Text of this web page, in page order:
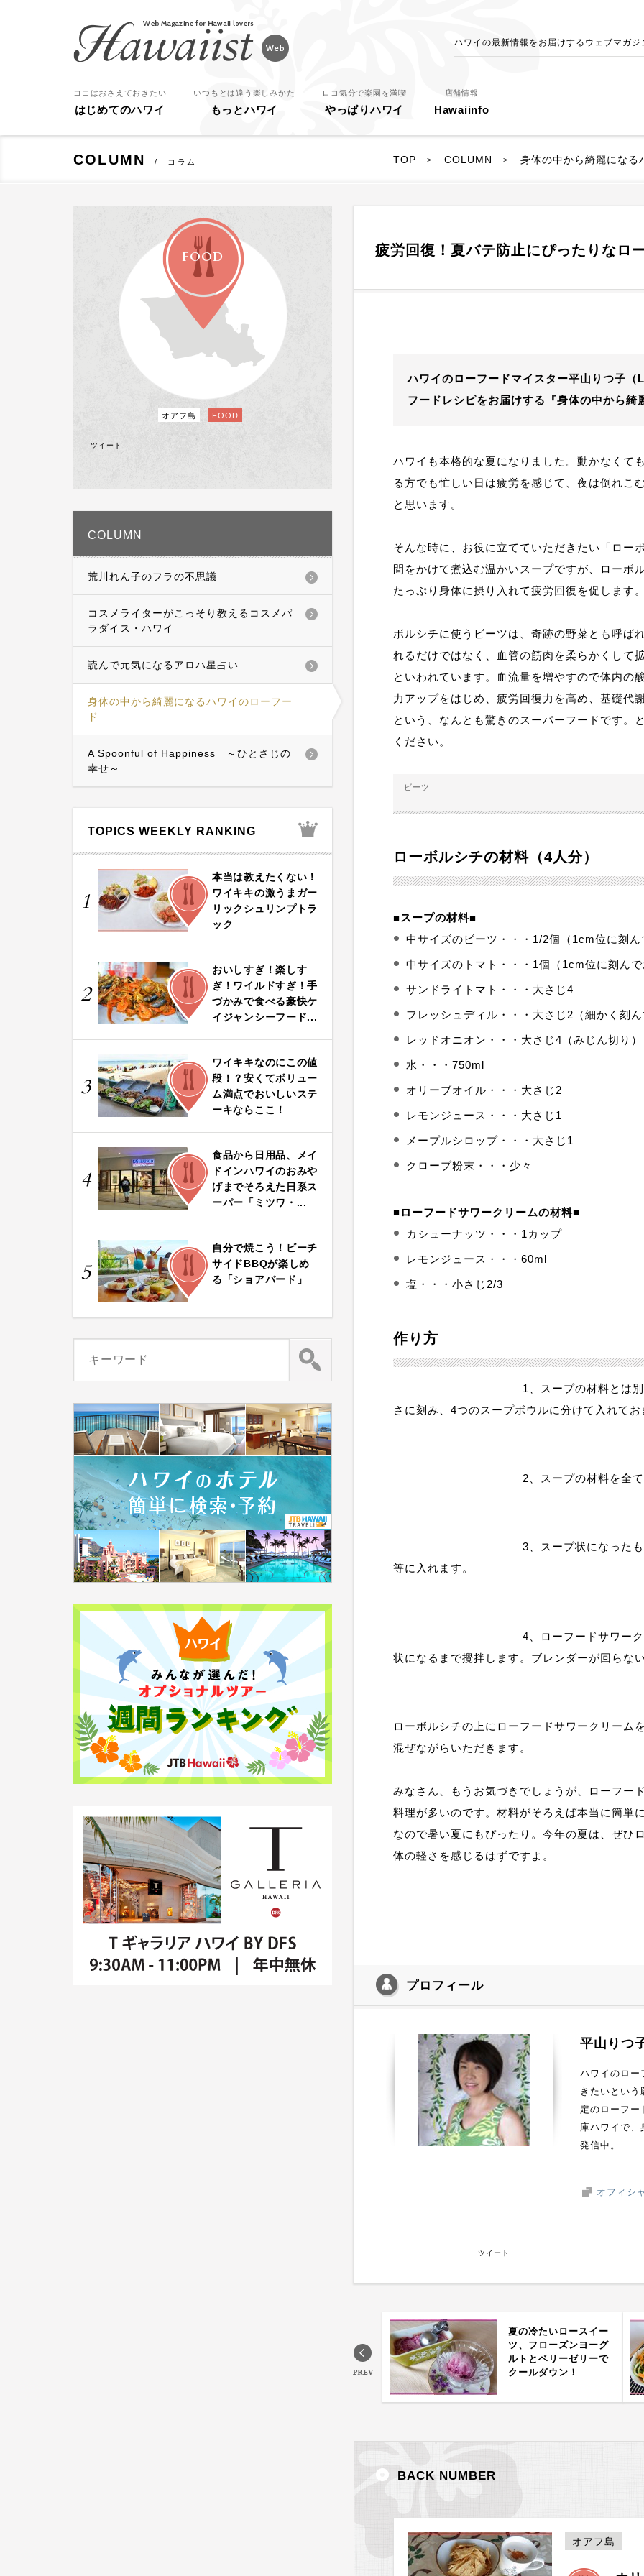
ハワイの最新情報をお届けするウェブマガ
ココはおさえておきたい
はじめてのハワイ
いつもとは違う楽しみかた
もっとハワイ
ロコ気分で楽園を満喫
やっぱりハワイ
店舗情報
Hawaiinfo
COLUMN コラム TOP > COLUMN > 身体の中から綺麗になる
疲労回復！夏バテ防止にぴったりなロ
ハワイのローフードマイスター平山りつ子
フードレシピをお届けする『身体の中から綺
ハワイも本格的な夏になりました。動かなくて
る方でも忙しい日は疲労を感じて、夜は倒れこ
と思います。
そんな時に、お役に立てていただきたい「ロー
間をかけて煮込む温かいスープですが、ローボ
たっぷり身体に摂り入れて疲労回復を促します
ボルシチに使うビーツは、奇跡の野菜とも呼ば
れるだけではなく、血管の筋肉を柔らかくして
といわれています。血流量を増やすので体内の
力アップをはじめ、疲労回復力を高め、基礎代
という、なんとも驚きのスーパーフードです。
ください。
ビーツ
ローボルシチの材料（4人分）
■スープの材料■
中サイズのビーツ・・・1/2個（1cm位に刻ん
中サイズのトマト・・・1個（1cm位に刻ん
サンドライトマト・・・大さじ4
フレッシュディル・・・大さじ2（細かく刻
レッドオニオン・・・大さじ4（みじん切り）
水・・・750ml
オリーブオイル・・・大さじ2
レモンジュース・・・大さじ1
メープルシロップ・・・大さじ1
クローブ粉末・・・少々
■ローフードサワークリームの材料■
カシューナッツ・・・1カップ
レモンジュース・・・60ml
塩・・・小さじ2/3
作り方
1、スープの材料とは
さに刻み、4つのスープボウルに分けて入れて
2、スープの材料を全
3、スープ状になった
等に入れます。
4、ローフードサワー
状になるまで攪拌します。ブレンダーが回らな
ローボルシチの上にローフードサワークリーム
混ぜながらいただきます。
みなさん、もうお気づきでしょうが、ローフー
料理が多いのです。材料がそろえば本当に簡単
なので暑い夏にもぴったり。今年の夏は、ぜひ
体の軽さを感じるはずですよ。
プロフィール
平山りつ
ハワイのロー
きたいとい
定のローフー
庫ハワイで、
発信中。
オフィシ
ツイート
夏の冷たいロースイー
ツ、フローズンヨーグ
ルトとベリーゼリーで
クールダウン！
BACK NUMBER
オアフ島
FOOD
オアフ島 FOOD
ツイート
COLUMN
荒川れん子のフラの不思議
コスメライターがこっそり教えるコスメパ
ラダイス・ハワイ
読んで元気になるアロハ星占い
身体の中から綺麗になるハワイのローフー
ド
A Spoonful of Happiness ～ひとさじの
幸せ～
TOPICS WEEKLY RANKING
1
FOOD
本当は教えたくない！
ワイキキの激うまガー
リックシュリンプトラ
ック
2
FOOD
おいしすぎ！楽しす
ぎ！ワイルドすぎ！手
づかみで食べる豪快ケ
イジャンシーフード...
3
FOOD
ワイキキなのにこの値
段！？安くてボリュー
ム満点でおいしいステ
ーキならここ！
4
FOOD
食品から日用品、メイ
ドインハワイのおみや
げまでそろえた日系ス
ーパー「ミツワ・...
5
FOOD
自分で焼こう！ビーチ
サイドBBQが楽しめ
る「ショアバード」